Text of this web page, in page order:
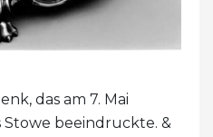
das am 7. Mai
beeindruckte. &